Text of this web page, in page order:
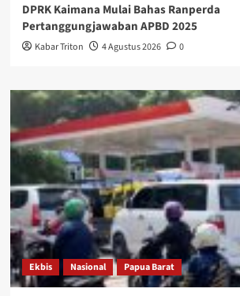
DPRK Kaimana Mulai Bahas Ranperda
Pertanggungjawaban APBD 2025
Kabar Triton 4 Agustus 2026 0
Ekbis Nasional Papua Barat